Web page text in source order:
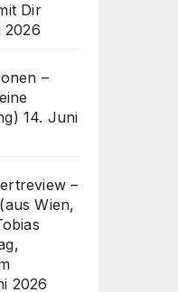
Dir
2026
–
14. Juni
–
Wien,
2026